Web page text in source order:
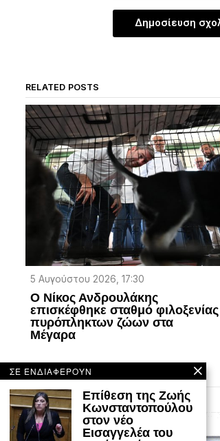
RELATED POSTS
5 Αυγούστου 2026, 17:30
Ο Νίκος Ανδρουλάκης
επισκέφθηκε σταθμό φιλοξενίας
πυρόπληκτων ζώων στα
Μέγαρα
ΣΕ ΕΝΔΙΑΦΕΡΟΥΝ
Επίθεση της Ζωής
Κωνσταντοπούλου
στον νέο
Εισαγγελέα του